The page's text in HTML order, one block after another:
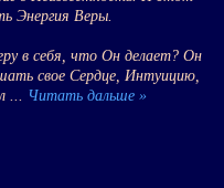
Энергия Веры.
в себя, что Он делает? Он
свое Сердце, Интуицию,
... Читать дальше »